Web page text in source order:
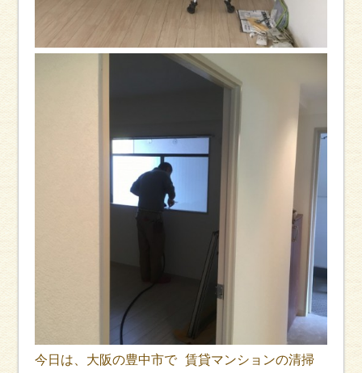
今日は、大阪の豊中市で 賃貸マンションの清掃